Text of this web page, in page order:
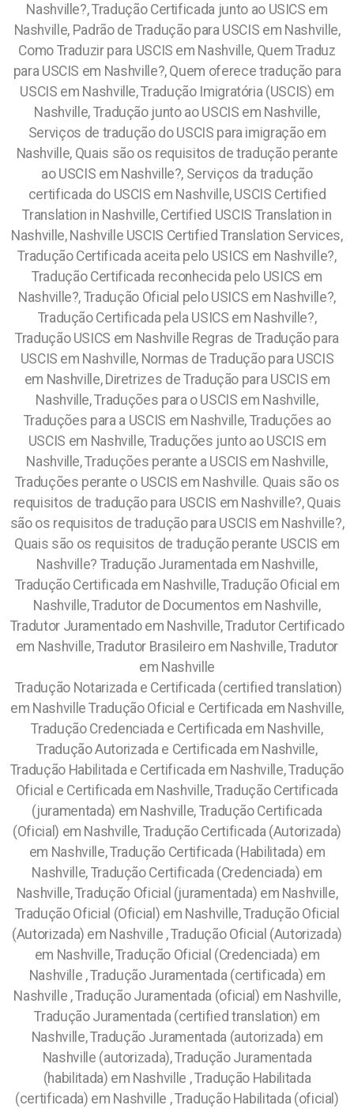
Nashville?, Tradução Certificada junto ao USICS em
Nashville, Padrão de Tradução para USCIS em Nashville,
Como Traduzir para USCIS em Nashville, Quem Traduz
para USCIS em Nashville?, Quem oferece tradução para
USCIS em Nashville, Tradução Imigratória (USCIS) em
Nashville, Tradução junto ao USCIS em Nashville,
Serviços de tradução do USCIS para imigração em
Nashville, Quais são os requisitos de tradução perante
ao USCIS em Nashville?, Serviços da tradução
certificada do USCIS em Nashville, USCIS Certified
Translation in Nashville, Certified USCIS Translation in
Nashville, Nashville USCIS Certified Translation Services,
Tradução Certificada aceita pelo USICS em Nashville?,
Tradução Certificada reconhecida pelo USICS em
Nashville?, Tradução Oficial pelo USICS em Nashville?,
Tradução Certificada pela USICS em Nashville?,
Tradução USICS em Nashville Regras de Tradução para
USCIS em Nashville, Normas de Tradução para USCIS
em Nashville, Diretrizes de Tradução para USCIS em
Nashville, Traduções para o USCIS em Nashville,
Traduções para a USCIS em Nashville, Traduções ao
USCIS em Nashville, Traduções junto ao USCIS em
Nashville, Traduções perante a USCIS em Nashville,
Traduções perante o USCIS em Nashville. Quais são os
requisitos de tradução para USCIS em Nashville?, Quais
são os requisitos de tradução para USCIS em Nashville?,
Quais são os requisitos de tradução perante USCIS em
Nashville? Tradução Juramentada em Nashville,
Tradução Certificada em Nashville, Tradução Oficial em
Nashville, Tradutor de Documentos em Nashville,
Tradutor Juramentado em Nashville, Tradutor Certificado
em Nashville, Tradutor Brasileiro em Nashville, Tradutor
em Nashville
Tradução Notarizada e Certificada (certified translation)
em Nashville Tradução Oficial e Certificada em Nashville,
Tradução Credenciada e Certificada em Nashville,
Tradução Autorizada e Certificada em Nashville,
Tradução Habilitada e Certificada em Nashville, Tradução
Oficial e Certificada em Nashville, Tradução Certificada
(juramentada) em Nashville, Tradução Certificada
(Oficial) em Nashville, Tradução Certificada (Autorizada)
em Nashville, Tradução Certificada (Habilitada) em
Nashville, Tradução Certificada (Credenciada) em
Nashville, Tradução Oficial (juramentada) em Nashville,
Tradução Oficial (Oficial) em Nashville, Tradução Oficial
(Autorizada) em Nashville , Tradução Oficial (Autorizada)
em Nashville, Tradução Oficial (Credenciada) em
Nashville , Tradução Juramentada (certificada) em
Nashville , Tradução Juramentada (oficial) em Nashville,
Tradução Juramentada (certified translation) em
Nashville, Tradução Juramentada (autorizada) em
Nashville (autorizada), Tradução Juramentada
(habilitada) em Nashville , Tradução Habilitada
(certificada) em Nashville , Tradução Habilitada (oficial)